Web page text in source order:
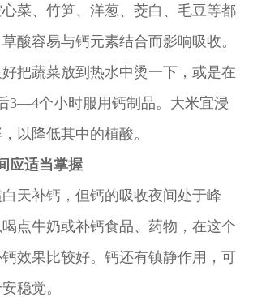
菜、竹笋、洋葱、茭白、毛豆等都
酸容易与钙元素结合而影响吸收。
把蔬菜放到热水中烫一下，或是在
3—4个小时服用钙制品。大米宜浸
以降低其中的植酸。
适当掌握
补钙，但钙的吸收夜间处于峰
点牛奶或补钙食品、药物，在这个
效果比较好。钙还有镇静作用，可
稳觉。